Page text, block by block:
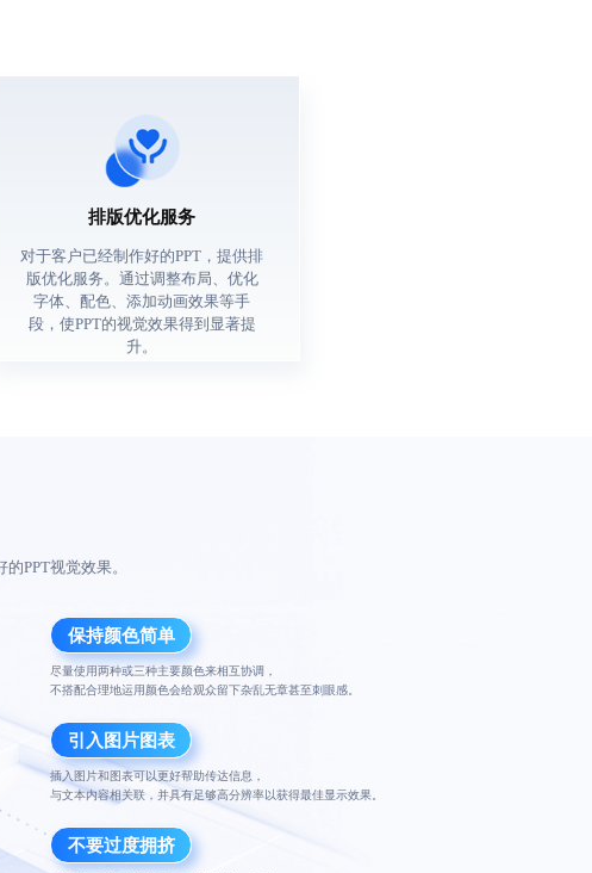
排版优化服务
对于客户已经制作好的PPT，提供排
版优化服务。通过调整布局、优化
字体、配色、添加动画效果等手
段，使PPT的视觉效果得到显著提
升。
PPT视觉效果。
保持颜色简单
尽量使用两种或三种主要颜色来相互协调，
不搭配合理地运用颜色会给观众留下杂乱无章甚至刺眼感。
引入图片图表
插入图片和图表可以更好帮助传达信息，
与文本内容相关联，并具有足够高分辨率以获得最佳显示效果。
不要过度拥挤